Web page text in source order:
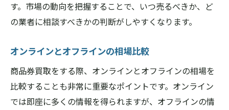
す。市場の動向を把握することで、いつ売るべきか、ど
の業者に相談すべきかの判断がしやすくなります。
オンラインとオフラインの相場比較
商品券買取をする際、オンラインとオフラインの相場を
比較することも非常に重要なポイントです。オンライン
では即座に多くの情報を得られますが、オフラインの情